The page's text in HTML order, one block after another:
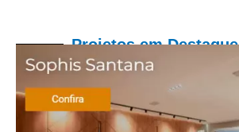
Projetos em Destaque